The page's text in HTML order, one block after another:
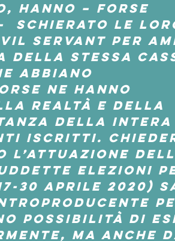
hanno – forse
schierato le
servant per
stessa
abbiano
ne hanno
realtà e della
della intera
iscritti.
l’attuazione
elezioni
30 aprile 2020)
possibilità di
ma anche